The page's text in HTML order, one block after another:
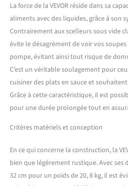
assure
rapide
pour
la
:
jusqu'à
large,
sacs de
La force de la VEVOR réside dans sa
aliments avec des liquides, grâce à son
Contrairement aux scelleurs sous vide
évite le désagrément de voir vos
pompe, évitant ainsi tout risque de
C’est un véritable soulagement pour
cuisiner des plats en sauce et
Grâce à cette caractéristique, il est
pour une durée prolongée tout en
Critères matériels et conception
En ce qui concerne la construction, la
bien que légèrement rustique. Avec ses
32 cm pour un poids de 20, 8 kg, il est